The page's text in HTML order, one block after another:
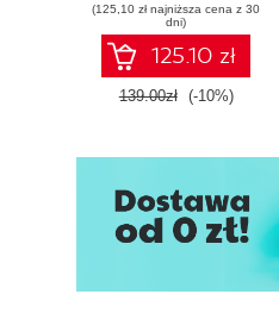
(125,10 zł najniższa cena z 30
dni)
125.10 zł
139.00zł (-10%)